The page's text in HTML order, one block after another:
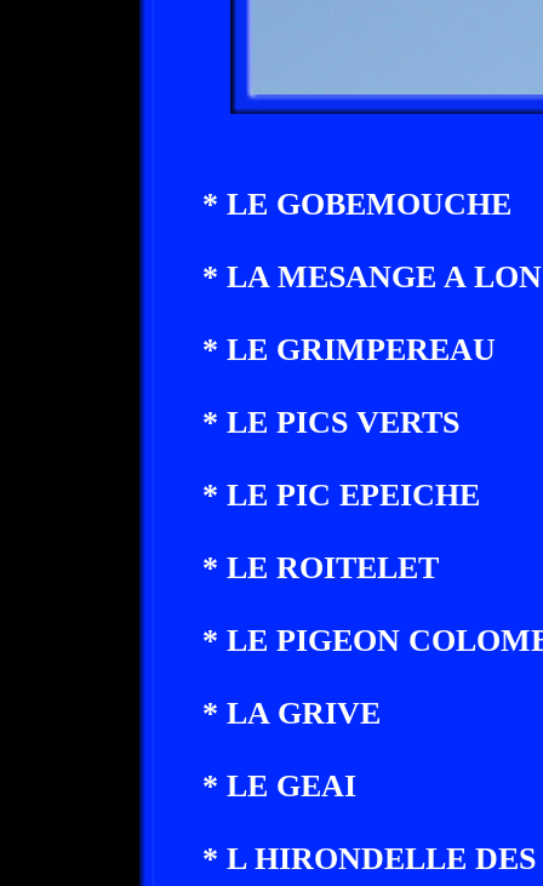
* LE GOBEMOUCHE
* LA MESANGE A
* LE GRIMPEREAU
* LE PICS VERTS
* LE PIC EPEICHE
* LE ROITELET
* LE PIGEON
* LA GRIVE
* LE GEAI
* L HIRONDELLE DES